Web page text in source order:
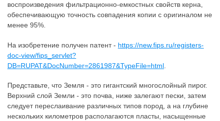
воспроизведения фильтрационно-емкостных свойств керна,
обеспечивающую точность совпадения копии с оригиналом не
менее 95%.
На изобретение получен патент - https://new.fips.ru/registers-
doc-view/fips_servlet?
DB=RUPAT&DocNumber=2861987&TypeFile=html
Представьте, что Земля - это гигантский многослойный пирог.
Верхний слой Земли - это почва, ниже залегают пески, затем
следует переслаивание различных типов пород, а на глубине
нескольких километров располагаются пласты, насыщенные